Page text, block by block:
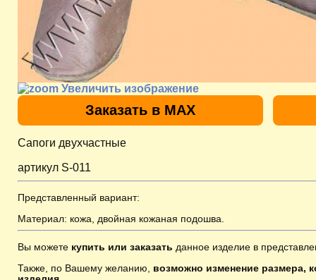
Увеличить изображение
Заказать в MAX
Сапоги двухчастные
артикул S-011
Представленный вариант:
Материал: кожа, двойная кожаная подошва.
Вы можете купить или заказать данное изделие в
Также, по Вашему желанию, возможно изменение размера,